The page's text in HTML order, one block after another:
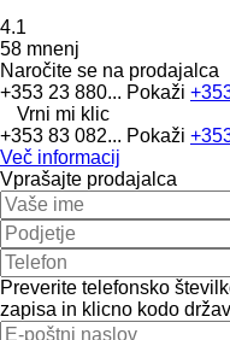
4.1
58 mnenj
Naročite se na prodajalca
+353 23 880... Pokaži
Vrni mi klic
+353 83 082... Pokaži
Več informacij
Vprašajte prodajalca
Preverite telefonsko
zapisa in klicno kodo